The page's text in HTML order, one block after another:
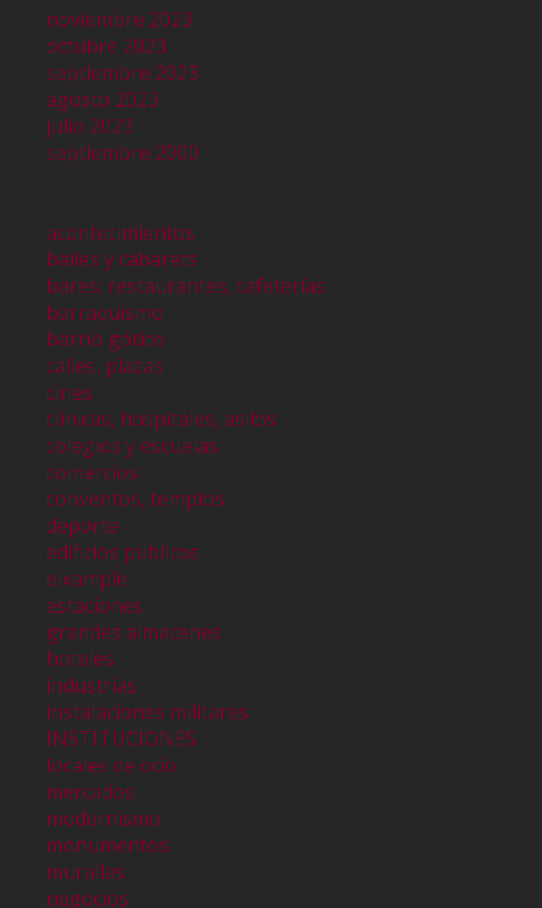
noviembre 2023
octubre 2023
septiembre 2023
agosto 2023
julio 2023
septiembre 2000
acontecimientos
bailes y cabarets
bares, restaurantes, cafeterías
barraquismo
barrio gótico
calles, plazas
cines
clinicas, hospitales, asilos
colegios y escuelas
comercios
conventos, templos
deporte
edificios publicos
eixample
estaciones
grandes almacenes
hoteles
industrias
instalaciones militares
INSTITUCIONES
locales de ocio
mercados
modernismo
monumentos
murallas
negocios